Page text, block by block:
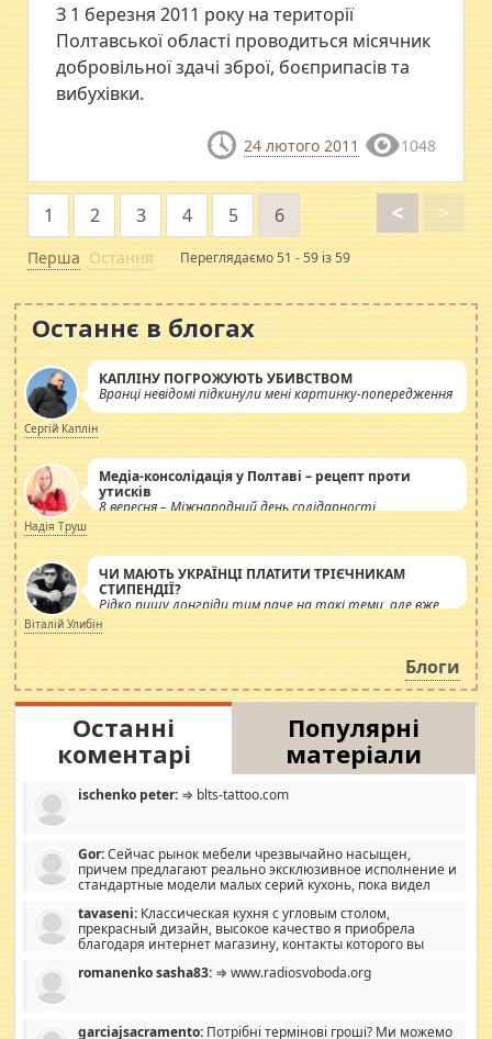
З 1 березня 2011 року на території
Полтавської області проводиться місячник
добровільної здачі зброї, боєприпасів та
вибухівки.
24 лютого 2011 1048
Перша
<
1 2 3 4 5 6 >
Остання Переглядаємо 51 - 59 із 59
Останнє в блогах
КАПЛІНУ ПОГРОЖУЮТЬ УБИВСТВОМ
Вранці невідомі підкинули мені картинку-попередження
Сергій Каплін
Медіа-консолідація у Полтаві – рецепт проти
утисків
8 вересня – Міжнародний день солідарності
журналістів.
Надія Труш
ЧИ МАЮТЬ УКРАЇНЦІ ПЛАТИТИ ТРІЄЧНИКАМ
СТИПЕНДІЇ?
Рідко пишу лонгріди тим паче на такі теми, але вже
просто дістало! Обурюють сьогоднішні інсенуації
навколо стипендіального питання. Штучно
роздувається ще одна соціальна катастрофа.
Віталій Улибін
Блоги
Останні
коментарі
Популярні
матеріали
ischenko peter: ⇒ blts-tattoo.com
Gor:Сейчас рынок мебели чрезвычайно насыщен,
причем предлагают реально эксклюзивное исполнение и
стандартные модели малых серий кухонь, пока видел
стандартные формы, в MebelOk, креативненько и что главное -
со вкусом все в порядке, без ненужных наворотов удорожающих
мебель, а это не последний фактор.
tavaseni: Классическая кухня с угловым столом,
прекрасный дизайн, высокое качество я приобрела
благодаря интернет магазину, контакты которого вы
romanenko sasha83: ⇒ www.radiosvoboda.org
garciajsacramento: Потрібні термінові гроші? Ми можемо